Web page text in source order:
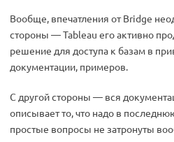
Вообще, впечатления от Bridge
стороны — Tableau его активно
решение для доступа к базам в
документации, примеров.
С другой стороны — вся
описывает то, что надо в
простые вопросы не затронуты